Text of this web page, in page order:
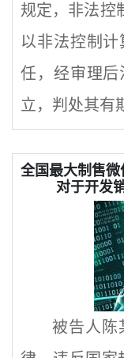
规定，非法控
以非法控制
任，经审理
立，判处其有
全国最大制售
对于开发
被告人陈